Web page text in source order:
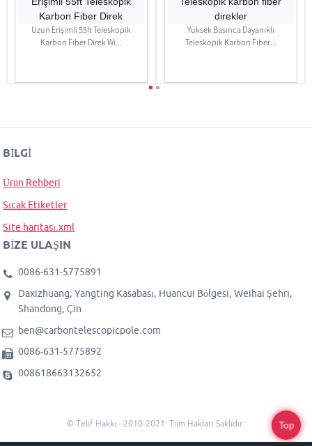
Uzun Erişimli 55ft Teleskopik
Karbon Fiber Direk Wi...
Yüksek Basınca Dayanıklı
Teleskopik Karbon Fiber...
BILGI
Ürün Rehberi
Sıcak Etiketler
Site haritası.xml
BIZE ULAŞIN
0086-631-5775891
Daxizhuang, Yangting Kasabası, Huancui Bölgesi, Weihai Şehri,
Shandong, Çin
ben@carbontelescopicpole.com
0086-631-5775892
008618663132652
© Telif Hakkı - 2010-2021: Tüm Hakları Saklıdır. Top